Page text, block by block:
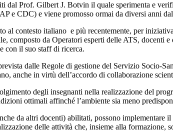
dal Prof. Gilbert J. Botvin il quale sperimenta e
e CDC) e viene promosso ormai da diversi anni
al contesto italiano e più recentemente, per
composto da Operatori esperti delle ATS,
con il suo staff di ricerca.
dalle Regole di gestione del Servizio
anche in virtù dell’accordo di collaborazione
degli insegnanti nella realizzazione del
ottimali affinché l’ambiente sia meno
da altri docenti) abilitati, possono
delle attività che, insieme alla